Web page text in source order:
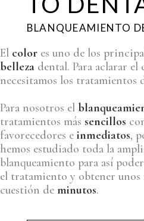
BLANQUEAMIENTO
El color es uno de los
belleza dental. Para aclarar
necesitamos los tratamientos
Para nosotros el
tratamientos más sencillos
favorecedores e inmediatos,
hemos estudiado toda la
blanqueamiento para así
el tratamiento y obtener unos
cuestión de minutos.